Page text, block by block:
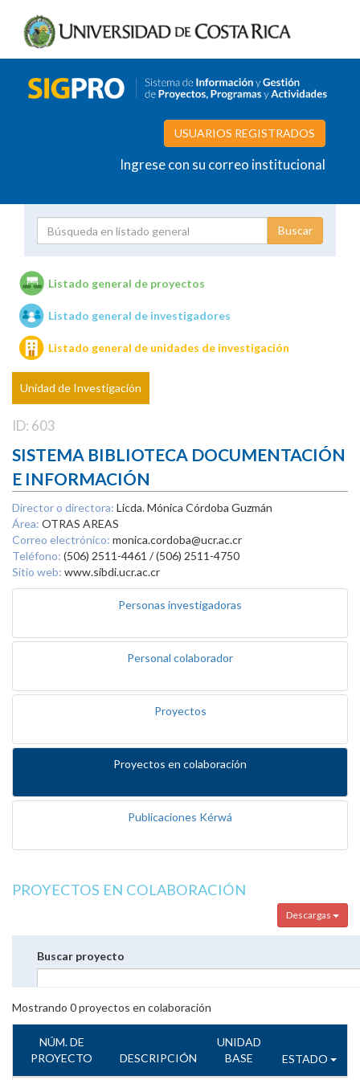
USUARIOS REGISTRADOS
Ingrese con su correo institucional
Unidades de investigación
Listado general de proyectos
Listado general de investigadores
Listado general de unidades de investigación
Unidad de Investigación
ID: 603
SISTEMA BIBLIOTECA DOCUMENTACIÓN
E INFORMACIÓN
Director o directora: Licda. Mónica Córdoba Guzmán
Área: OTRAS AREAS
Correo electrónico: monica.cordoba@ucr.ac.cr
Teléfono: (506) 2511-4461 / (506) 2511-4750
Sitio web: www.sibdi.ucr.ac.cr
Personas investigadoras
Personal colaborador
Proyectos
Proyectos en colaboración
Publicaciones Kérwá
PROYECTOS EN COLABORACIÓN
Descargas
Buscar proyecto
Mostrando 0proyectos en colaboración
NÚM. DE
PROYECTO
DESCRIPCIÓN
UNIDAD
BASE
ESTADO